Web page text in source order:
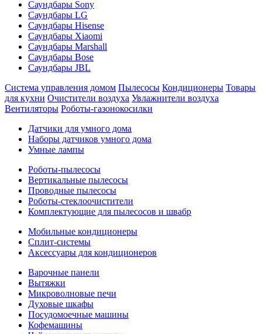
Саундбары Sony
Саундбары LG
Саундбары Hisense
Саундбары Xiaomi
Саундбары Marshall
Саундбары Bose
Саундбары JBL
Система управления домом Пылесосы Кондиционеры Товары
для кухни Очистители воздуха Увлажнители воздуха
Вентиляторы Роботы-газонокосилки
Датчики для умного дома
Наборы датчиков умного дома
Умные лампы
Роботы-пылесосы
Вертикальные пылесосы
Проводные пылесосы
Роботы-стеклоочистители
Комплектующие для пылесосов и швабр
Мобильные кондиционеры
Сплит-системы
Аксессуары для кондиционеров
Варочные панели
Вытяжки
Микроволновые печи
Духовые шкафы
Посудомоечные машины
Кофемашины